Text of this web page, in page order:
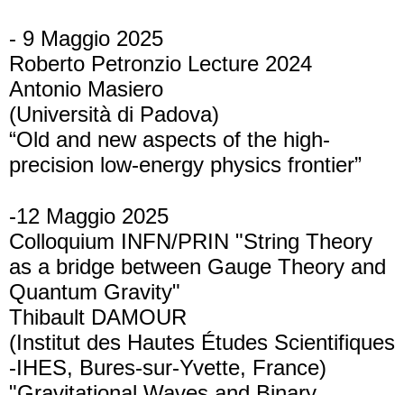
- 9 Maggio 2025
Roberto Petronzio Lecture 2024
Antonio Masiero
(Università di Padova)
“Old and new aspects of the high-
precision low-energy physics frontier”
-12 Maggio 2025
Colloquium INFN/PRIN "String Theory
as a bridge between Gauge Theory and
Quantum Gravity"
Thibault DAMOUR
(Institut des Hautes Études Scientifiques
-IHES, Bures-sur-Yvette, France)